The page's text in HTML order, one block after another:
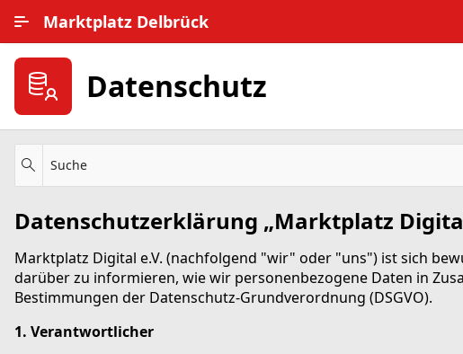
Marktplatz Delbrück
Alle Ortsteile
Impressum
Nutzungsbedingungen
Datenschutz
Suche
Datenschutzerklärung „Marktplatz
Marktplatz Digital e.V. (nachfolgend "wir" oder "uns") ist sich
darüber zu informieren, wie wir personenbezogene Daten in
Bestimmungen der Datenschutz-Grundverordnung (DSGVO).
1. Verantwortlicher